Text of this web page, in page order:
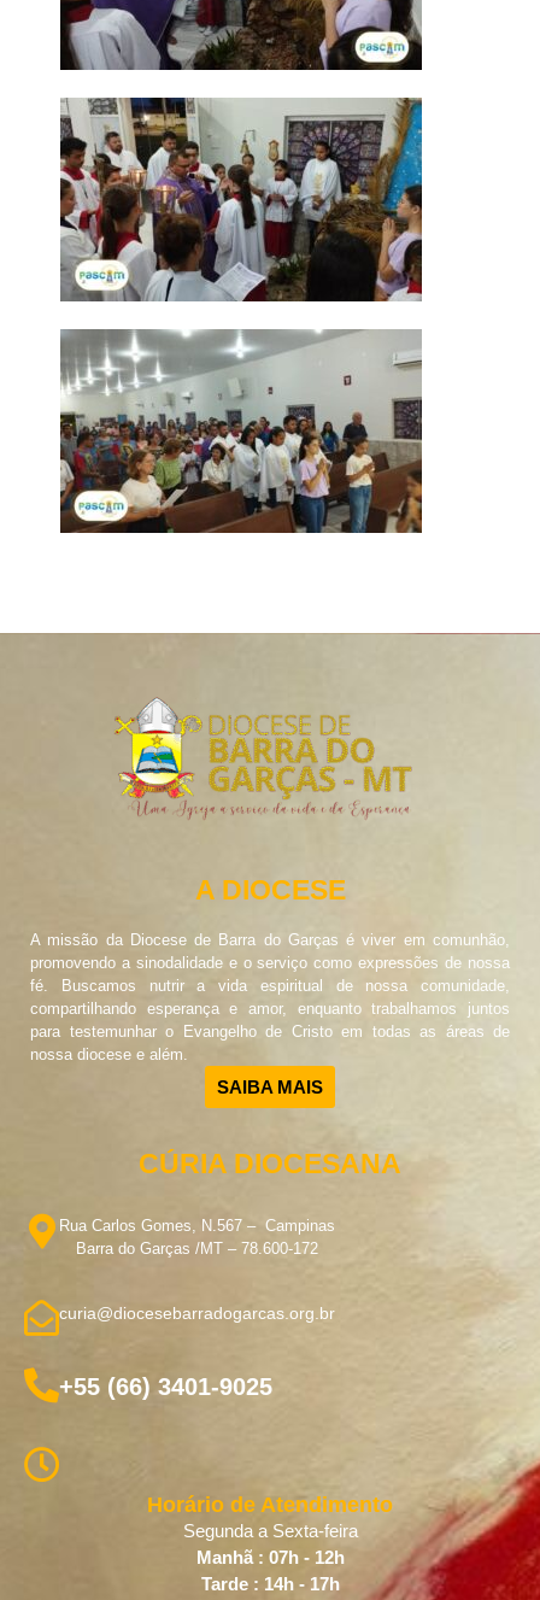
A DIOCESE
A missão da Diocese de Barra do Garças é viver em comunhão,
promovendo a sinodalidade e o serviço como expressões de nossa
fé. Buscamos nutrir a vida espiritual de nossa comunidade,
compartilhando esperança e amor, enquanto trabalhamos juntos
para testemunhar o Evangelho de Cristo em todas as áreas de
nossa diocese e além.
SAIBA MAIS
CÚRIA DIOCESANA
Rua Carlos Gomes, N.567 – Campinas
Barra do Garças /MT – 78.600-172
curia@diocesebarradogarcas.org.br
+55 (66) 3401-9025
Horário de Atendimento
Segunda a Sexta-feira
Manhã : 07h - 12h
Tarde : 14h - 17h